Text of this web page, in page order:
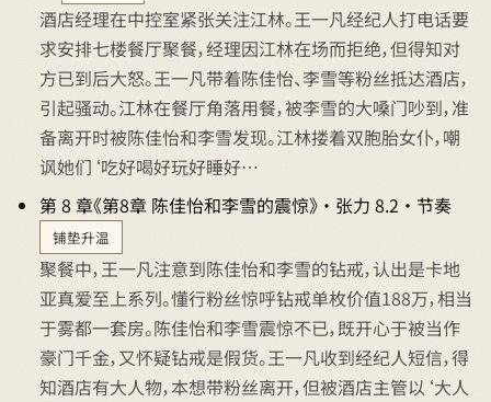
酒店经理在中控室紧张关注江林。王一凡经纪人打电话要
求安排七楼餐厅聚餐，经理因江林在场而拒绝，但得知对
方已到后大怒。王一凡带着陈佳怡、李雪等粉丝抵达酒店，
引起骚动。江林在餐厅角落用餐，被李雪的大嗓门吵到，准
备离开时被陈佳怡和李雪发现。江林搂着双胞胎女仆，嘲
讽她们‘吃好喝好玩好睡好…
第 8 章《第8章 陈佳怡和李雪的震惊》 · 张力 8.2 · 节奏
铺垫升温
聚餐中，王一凡注意到陈佳怡和李雪的钻戒，认出是卡地
亚真爱至上系列。懂行粉丝惊呼钻戒单枚价值188万，相当
于雾都一套房。陈佳怡和李雪震惊不已，既开心于被当作
豪门千金，又怀疑钻戒是假货。王一凡收到经纪人短信，得
知酒店有大人物，本想带粉丝离开，但被酒店主管以‘大人